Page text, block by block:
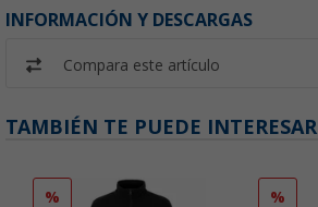
INFORMACIÓN Y DESCARGAS
Compara este artículo
TAMBIÉN TE PUEDE INTERESAR
% %